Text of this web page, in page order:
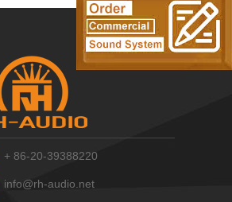
+ 86-20-39388220
info@rh-audio.net